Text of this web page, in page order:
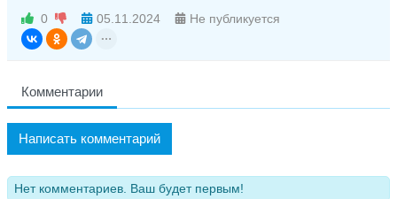
0 05.11.2024 Не публикуется
Комментарии
Написать комментарий
Нет комментариев. Ваш будет первым!